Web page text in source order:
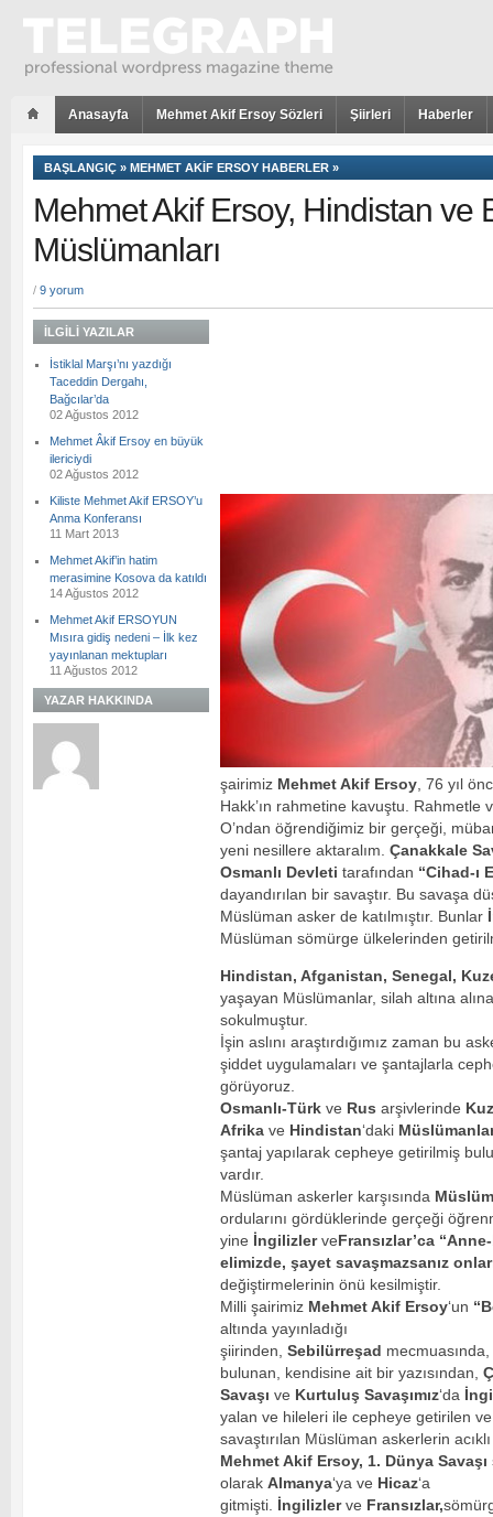
Anasayfa Mehmet Akif Ersoy Sözleri Şiirleri Haberler
BAŞLANGIÇ » MEHMET AKIF ERSOY HABERLER »
Mehmet Akif Ersoy, Hindistan ve
Müslümanları
/ 9 yorum
şairimiz Mehmet Akif Ersoy , 76 yıl
Hakk’ın rahmetine kavuştu. Rahmetle
O’ndan öğrendiğimiz bir gerçeği,
yeni nesillere aktaralım. Çanakkale
Osmanlı Devleti tarafından “Cihad-ı
dayandırılan bir savaştır. Bu savaşa
Müslüman asker de katılmıştır. Bunlar
Müslüman sömürge ülkelerinden
Hindistan, Afganistan, Senegal,
yaşayan Müslümanlar, silah altına
sokulmuştur.
İşin aslını araştırdığımız zaman bu
şiddet uygulamaları ve şantajlarla
görüyoruz.
Osmanlı-Türk ve Rus arşivlerinde
Afrika ve Hindistan‘daki
şantaj yapılarak cepheye getirilmiş
vardır.
Müslüman askerler karşısında
ordularını gördüklerinde gerçeği
yine İngilizlerveFransızlar’ca
elimizde, şayet savaşmazsanız
değiştirmelerinin önü kesilmiştir.
Milli şairimiz Mehmet Akif Ersoy‘un
altında yayınladığı
şiirinden, Sebilürreşad mecmuasında,
bulunan, kendisine ait bir yazısından,
Savaşı ve Kurtuluş Savaşımız‘da
yalan ve hileleri ile cepheye getirilen
savaştırılan Müslüman askerlerin
Mehmet Akif Ersoy, 1. Dünya Savaşı
olarak Almanya‘ya ve Hicaz‘a
gitmişti. İngilizlerve Fransızlar,
İLGILI YAZILAR
İstiklal Marşı’nı yazdığı
Taceddin Dergahı,
Bağcılar’da
02 Ağustos 2012
Mehmet Âkif Ersoy en büyük
ilericiydi
02 Ağustos 2012
Kiliste Mehmet Akif ERSOY’u
Anma Konferansı
11 Mart 2013
Mehmet Akif’in hatim
merasimine Kosova da katıldı
14 Ağustos 2012
Mehmet Akif ERSOYUN
Mısıra gidiş nedeni – İlk kez
yayınlanan mektupları
11 Ağustos 2012
YAZAR HAKKINDA